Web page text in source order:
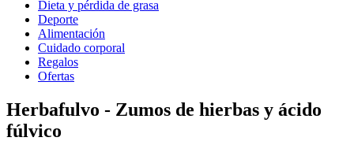
Dieta y pérdida de grasa
Deporte
Alimentación
Cuidado corporal
Regalos
Ofertas
Herbafulvo - Zumos de hierbas y ácido
fúlvico